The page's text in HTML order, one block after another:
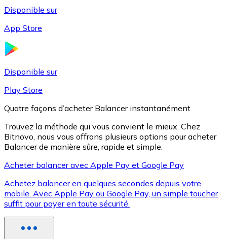
XRP
XRP
Disponible sur
App Store
Disponible sur
Play Store
Quatre façons d’acheter Balancer instantanément
Trouvez la méthode qui vous convient le mieux. Chez
Bitnovo, nous vous offrons plusieurs options pour acheter
Balancer de manière sûre, rapide et simple.
Acheter balancer avec Apple Pay et Google Pay
Achetez balancer en quelques secondes depuis votre
mobile. Avec Apple Pay ou Google Pay, un simple toucher
suffit pour payer en toute sécurité.